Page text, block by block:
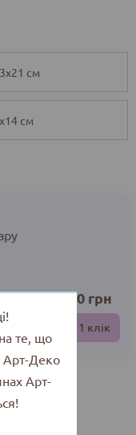
см
см
0.00 грн
Купити в 1 клік
те, що
Арт-Деко
Арт-